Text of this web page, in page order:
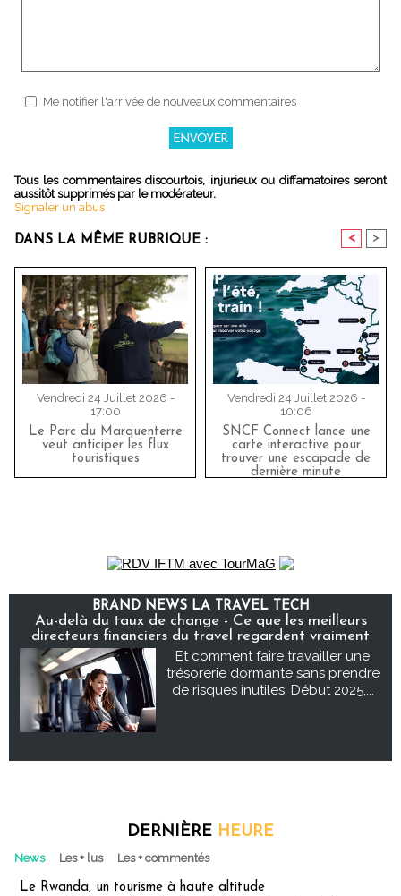
Me notifier l'arrivée de nouveaux commentaires
Tous les commentaires discourtois, injurieux ou diffamatoires seront
aussitôt supprimés par le modérateur.
Signaler un abus
DANS LA MÊME RUBRIQUE : < >
Vendredi 24 Juillet 2026 -
17:00
Le Parc du Marquenterre
veut anticiper les flux
touristiques
Vendredi 24 Juillet 2026 -
10:06
SNCF Connect lance une
carte interactive pour
trouver une escapade de
dernière minute
BRAND NEWS LA TRAVEL TECH
Au-delà du taux de change - Ce que les meilleurs
directeurs financiers du travel regardent vraiment
Et comment faire travailler une
trésorerie dormante sans prendre
de risques inutiles. Début 2025,...
DERNIÈRE HEURE
News Les + lus Les + commentés
Le Rwanda, un tourisme à haute altitude